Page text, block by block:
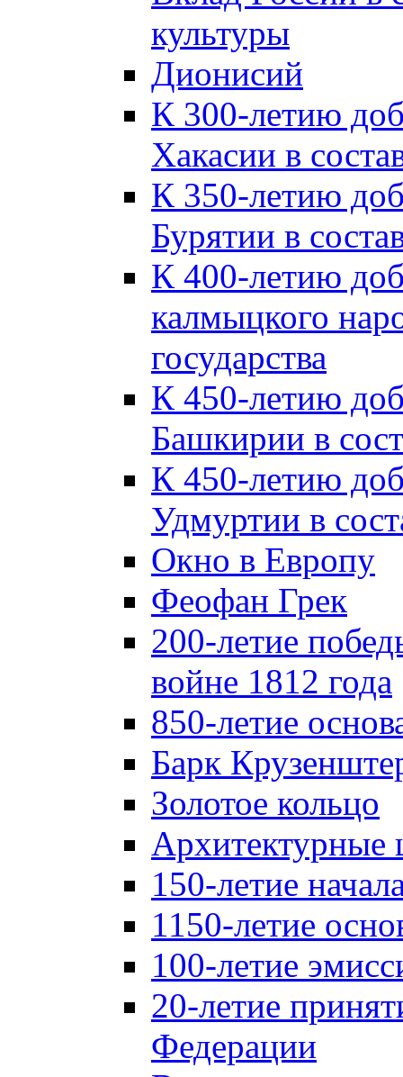
культуры
Дионисий
К 300-летию
Хакасии в
К 350-летию
Бурятии в
К 400-летию
калмыцкого
государства
К 450-летию
Башкирии в
К 450-летию
Удмуртии в
Окно в Европу
Феофан Грек
200-летие
войне 1812 года
850-летие
Барк
Золотое кольцо
Архитектурные
150-летие
1150-летие
100-летие
20-летие
Федерации